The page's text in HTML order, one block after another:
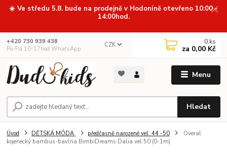
☀️ Ve středu 5.8. bude na prodejně v Hodoníně otevřeno 10:00 -
14:00hod.
Menu
CZK
Hledat
+420 730 939 438
Po-Pá 10-17hod WhatsApp
0 ks
za 0,00 Kč
Úvod DĚTSKÁ MÓDA předčasně narozené vel. 44 -50
Overal
kojenecký bambus-bavlna BimbiDreams Dalia vel.50 (0-1m)